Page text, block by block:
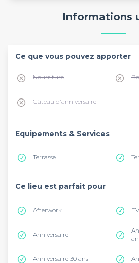
Informations
Ce que vous pouvez apporter
Nourriture
Gâteau d'anniversaire
Equipements & Services
Terrasse
Ce lieu est parfait pour
Afterwork
Anniversaire
Anniversaire 30 ans